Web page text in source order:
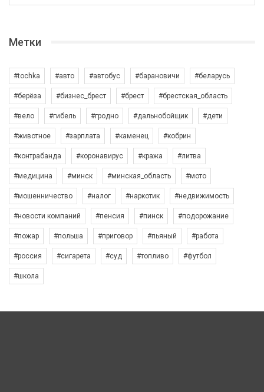
Метки
#tochka #авто #автобус #барановичи #беларусь
#берёза #бизнес_брест #брест #брестская_область
#вело #гибель #гродно #дальнобойщик #дети
#животное #зарплата #каменец #кобрин
#контрабанда #коронавирус #кража #литва
#медицина #минск #минская_область #мото
#мошенничество #налог #наркотик #недвижимость
#новости компаний #пенсия #пинск #подорожание
#пожар #польша #приговор #пьяный #работа
#россия #сигарета #суд #топливо #футбол
#школа